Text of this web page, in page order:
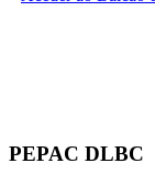
PEPAC DLBC